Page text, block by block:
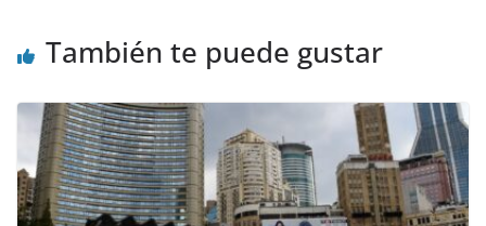
También te puede gustar